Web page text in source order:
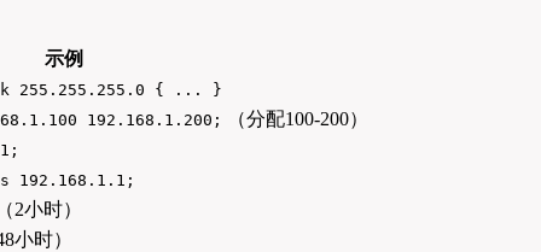
示例
255.255.255.0 { ... }
192.168.1.200;
（分配100-200）
192.168.1.1;
2小时）
小时）